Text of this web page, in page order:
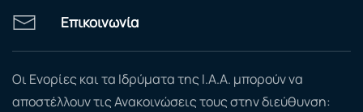
Επικοινωνία
Οι Ενορίες και τα Ιδρύματα της Ι.Α.Α. μπορούν να
αποστέλλουν τις Ανακοινώσεις τους στην διεύθυνση: